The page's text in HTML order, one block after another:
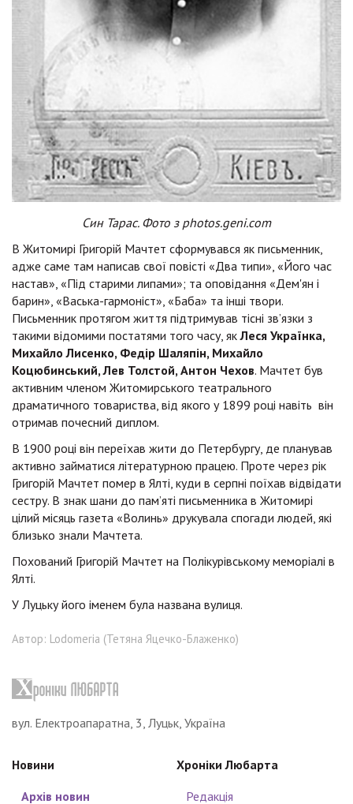
Син Тарас. Фото з photos.geni.com
В Житомирі Григорій Мачтет сформувався як письменник,
адже саме там написав свої повісті «Два типи», «Його час
настав», «Під старими липами»; та оповідання «Дем'ян і
барин», «Васька-гармоніст», «Баба» та інші твори.
Письменник протягом життя підтримував тісні зв’язки з
такими відомими постатями того часу, якЛеся Українка,
Михайло Лисенко, Федір Шаляпін, Михайло
Коцюбинський, Лев Толстой, Антон Чехов. Мачтет був
активним членом Житомирського театрального
драматичного товариства, від якого у 1899 році навіть він
отримав почесний диплом.
В 1900 році він переїхав жити до Петербургу, де планував
активно займатися літературною працею. Проте через рік
Григорій Мачтет помер в Ялті, куди в серпні поїхав відвідати
сестру. В знак шани до пам’яті письменника в Житомирі
цілий місяць газета «Волинь» друкувала спогади людей, які
близько знали Мачтета.
Похований Григорій Мачтет на Полікурівському меморіалі в
Ялті.
У Луцьку його іменем була названа вулиця.
Автор: Lodomeria (Тетяна Яцечко-Блаженко)
вул. Електроапаратна, 3, Луцьк, Україна
Новини
Архів новин
Хроніки Любарта
Редакція